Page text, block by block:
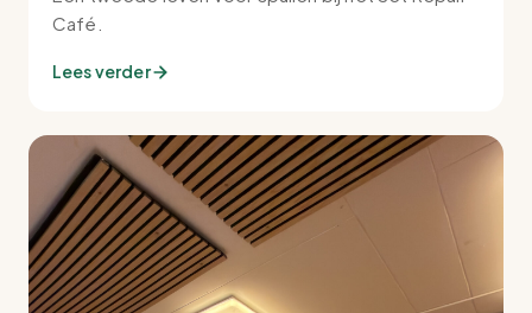
Café.
Lees verder